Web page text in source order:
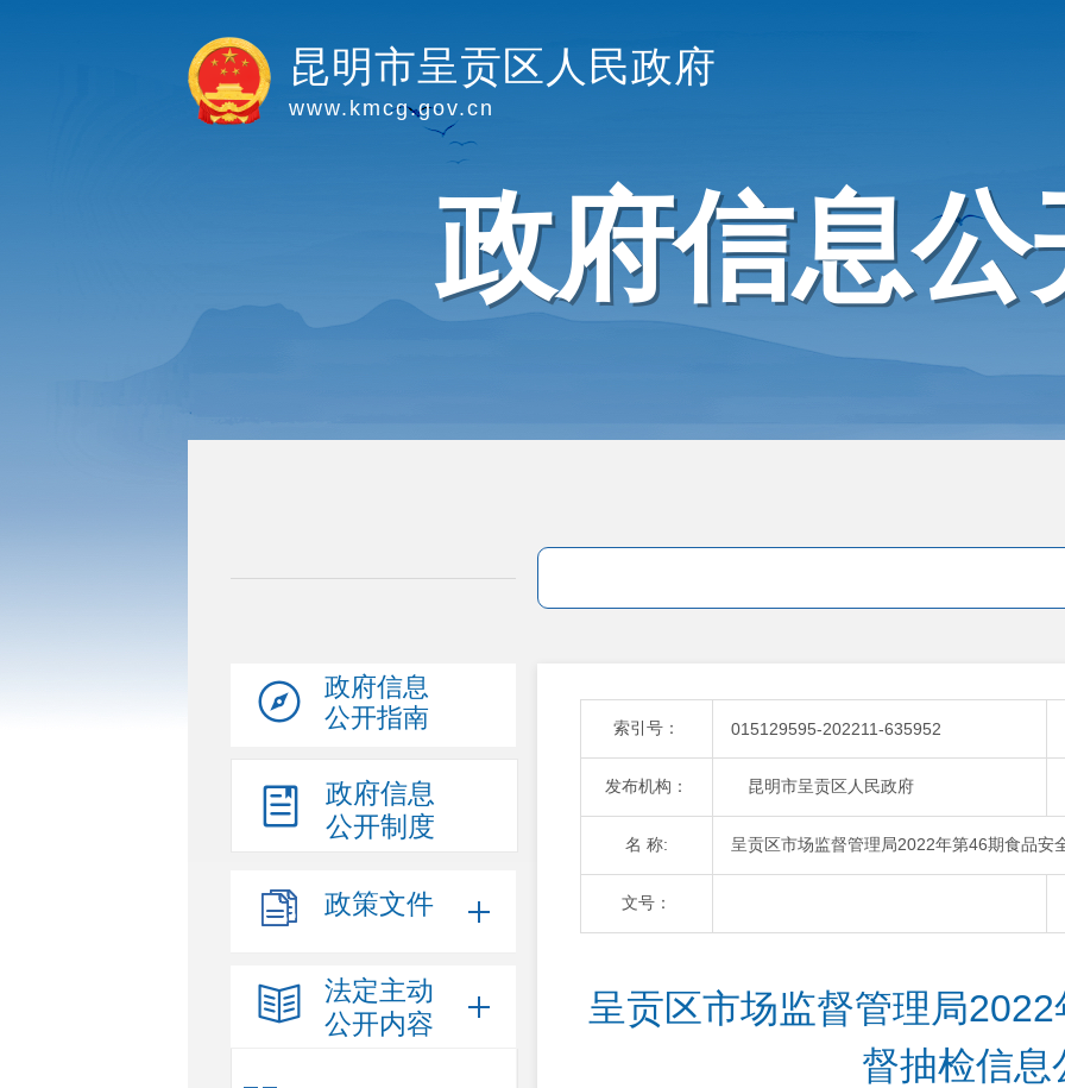
昆明市呈贡区人民政府
www.kmcg.gov.cn
政府信息公
政府信息
公开指南
政府信息
公开制度
政策文件
法定主动
公开内容
索引号： 015129595-202211-635952
发布机构： 昆明市呈贡区人民政府
名 称: 呈贡区市场监督管理局2022年第46期食品安
文号：
呈贡区市场监督管理局
督抽检信息